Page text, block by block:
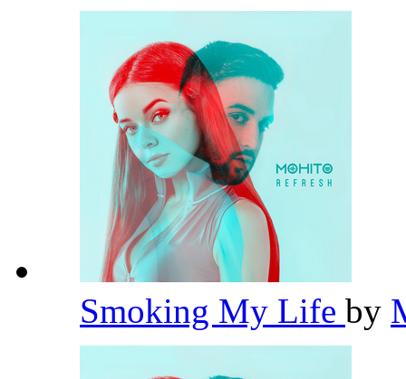
Smoking My Life by